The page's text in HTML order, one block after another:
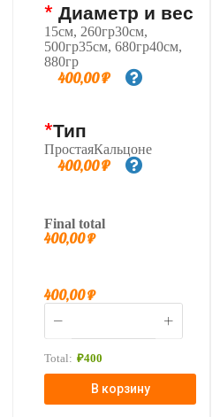
* Диаметр и вес
15см, 260гр30см,
500гр35см, 680гр40см,
880гр
400,00₽
*Тип
ПростаяКальцоне
400,00₽
Final total
400,00₽
400,00₽
Total: ₽400
В корзину